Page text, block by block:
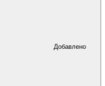
Добавлено